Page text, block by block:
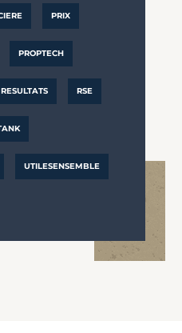
PRIX
PROPTECH
RESULTATS RSE
UTILESENSEMBLE